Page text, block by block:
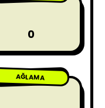
0
AĞLAMA